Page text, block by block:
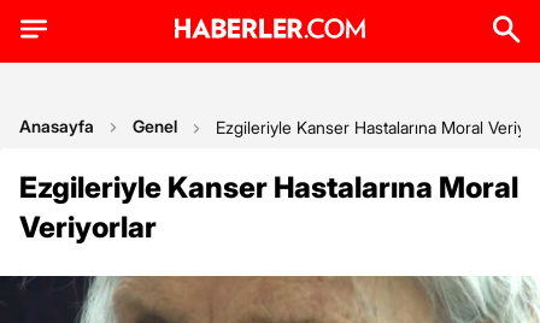
Anasayfa Genel Ezgileriyle Kanser Hastalarına Moral
Ezgileriyle Kanser Hastalarına Moral
Veriyorlar